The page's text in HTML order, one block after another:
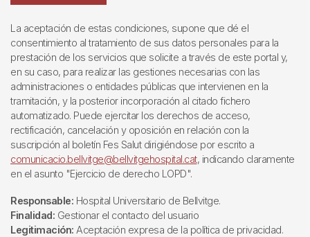
La aceptación de estas condiciones, supone que dé el
consentimiento al tratamiento de sus datos personales para la
prestación de los servicios que solicite a través de este portal y,
en su caso, para realizar las gestiones necesarias con las
administraciones o entidades públicas que intervienen en la
tramitación, y la posterior incorporación al citado fichero
automatizado. Puede ejercitar los derechos de acceso,
rectificación, cancelación y oposición en relación con la
suscripción al boletín Fes Salut dirigiéndose por escrito a
comunicacio.bellvitge@bellvitgehospital.cat, indicando claramente
en el asunto "Ejercicio de derecho LOPD".
Responsable: Hospital Universitario de Bellvitge.
Finalidad: Gestionar el contacto del usuario
Legitimación: Aceptación expresa de la política de privacidad.